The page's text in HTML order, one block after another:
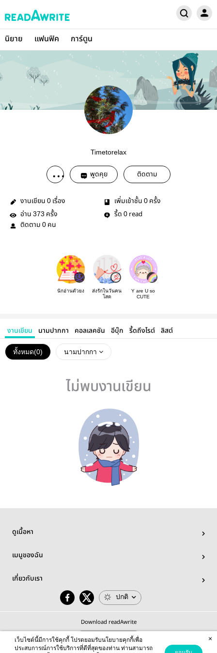
นิยาย แฟนฟิค การ์ตูน
Timetorelax
พูดคุย ติดตาม
งานเขียน 0 เรื่อง เพิ่มเข้าชั้น 0 ครั้ง
อ่าน 373 ครั้ง รี้ด 0 read
ติดตาม 0 คน
นักอ่านตัวยง
ส่งรักในวันคน
โสด
Y are U so
CUTE
งานเขียน นามปากกา คอลเลคชัน อีบุ๊ก รี้ดถึงไรต์ ลิสต์
ทั้งหมด(0) นามปากกา
ไม่พบงานเขียน
ดูเนื้อหา
เมนูของฉัน
เกี่ยวกับเรา
ปกติ
Download readAwrite
เว็บไซต์นี้มีการใช้คุกกี้ โปรดยอมรับนโยบายคุกกี้เพื่อ
ประสบการณ์การใช้บริการที่ดีที่สุดของท่าน ท่านสามารถ
×